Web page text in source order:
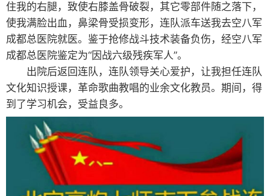
住我的右腿，致使右膝盖骨破裂，其它零部件随之落下，
使我满脸出血，鼻梁骨受损变形，连队派车送我去空八军
成都总医院就医。鉴于抢修战斗技术装备负伤，经空八军
成都总医院鉴定为“因战六级残疾军人”。
出院后返回连队，连队领导关心爱护，让我担任连队
文化知识授课，革命歌曲教唱的业余文化教员。期间，得
到了学习机会，受益良多。